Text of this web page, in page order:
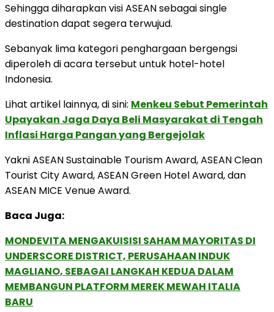
Sehingga diharapkan visi ASEAN sebagai single
destination dapat segera terwujud.
Sebanyak lima kategori penghargaan bergengsi
diperoleh di acara tersebut untuk hotel-hotel
Indonesia.
Lihat artikel lainnya, di sini: Menkeu Sebut Pemerintah
Upayakan Jaga Daya Beli Masyarakat di Tengah
Inflasi Harga Pangan yang Bergejolak
Yakni ASEAN Sustainable Tourism Award, ASEAN Clean
Tourist City Award, ASEAN Green Hotel Award, dan
ASEAN MICE Venue Award.
Baca Juga:
MONDEVITA MENGAKUISISI SAHAM MAYORITAS DI
UNDERSCORE DISTRICT, PERUSAHAAN INDUK
MAGLIANO, SEBAGAI LANGKAH KEDUA DALAM
MEMBANGUN PLATFORM MEREK MEWAH ITALIA
BARU